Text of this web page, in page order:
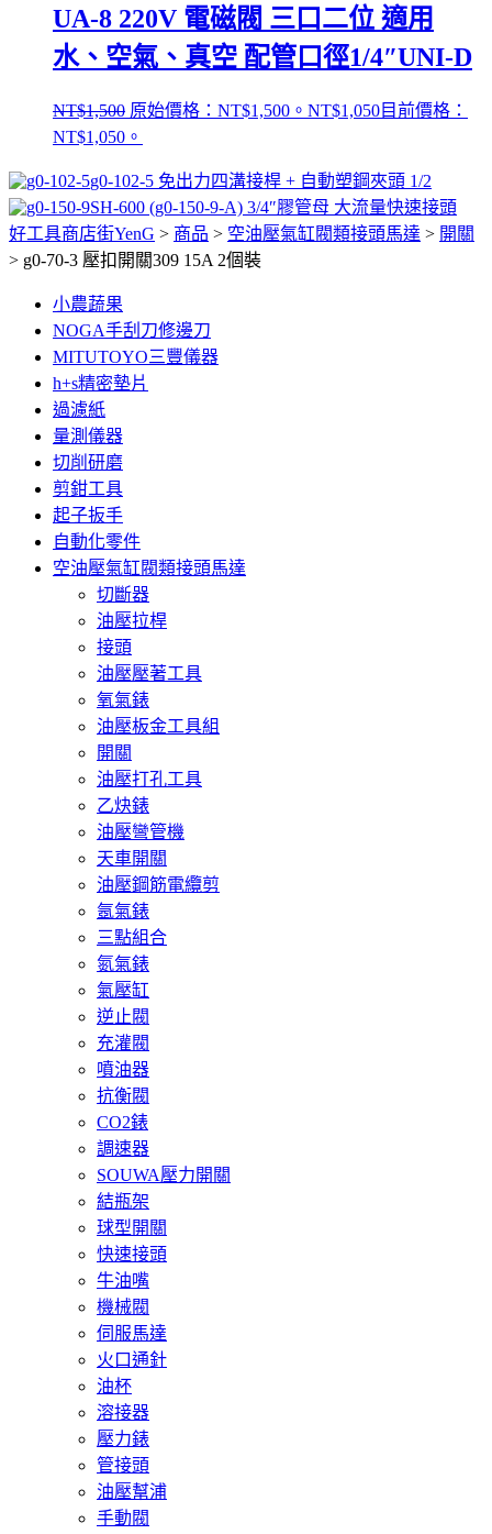
UA-8 220V 電磁閥 三口二位 適用
水、空氣、真空 配管口徑1/4″UNI-D
NT$1,500 原始價格：NT$1,500。 NT$1,050目前價格：
NT$1,050。
g0-102-5 免出力四溝接桿 + 自動塑鋼夾頭 1/2
SH-600 (g0-150-9-A) 3/4″膠管母 大流量快速接頭
好工具商店街YenG > 商品 > 空油壓氣缸閥類接頭馬達 > 開關
> g0-70-3 壓扣開關309 15A 2個裝
小農蔬果
NOGA手刮刀修邊刀
MITUTOYO三豐儀器
h+s精密墊片
過濾紙
量測儀器
切削研磨
剪鉗工具
起子扳手
自動化零件
空油壓氣缸閥類接頭馬達
切斷器
油壓拉桿
接頭
油壓壓著工具
氧氣錶
油壓板金工具組
開關
油壓打孔工具
乙炔錶
油壓彎管機
天車開關
油壓鋼筋電纜剪
氬氣錶
三點組合
氮氣錶
氣壓缸
逆止閥
充灌閥
噴油器
抗衡閥
CO2錶
調速器
SOUWA壓力開關
結瓶架
球型開關
快速接頭
牛油嘴
機械閥
伺服馬達
火口通針
油杯
溶接器
壓力錶
管接頭
油壓幫浦
手動閥